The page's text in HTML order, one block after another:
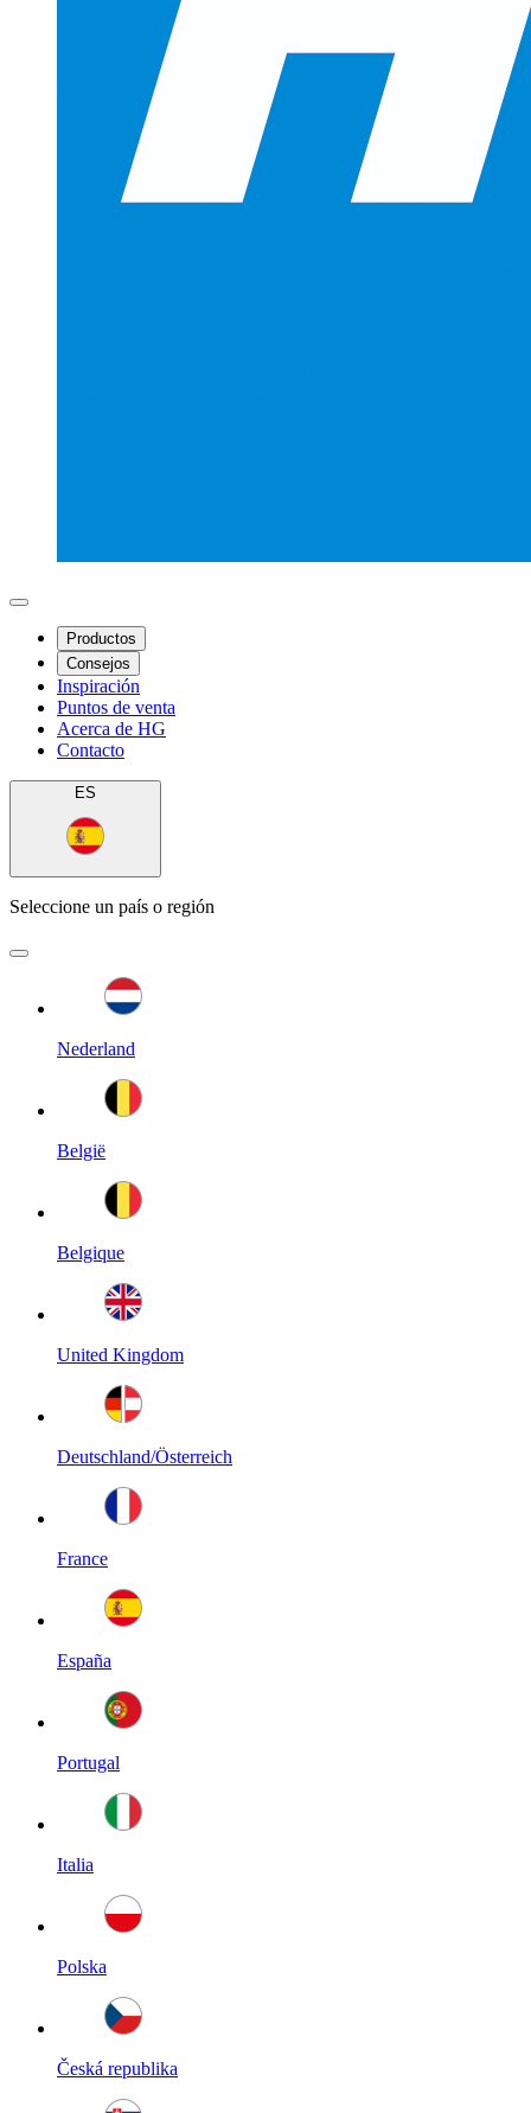
Productos
Consejos
Inspiración
Puntos de venta
Acerca de HG
Contacto
ES
Seleccione un país o región
Nederland
België
Belgique
United Kingdom
Deutschland/Österreich
France
España
Portugal
Italia
Polska
Česká republika